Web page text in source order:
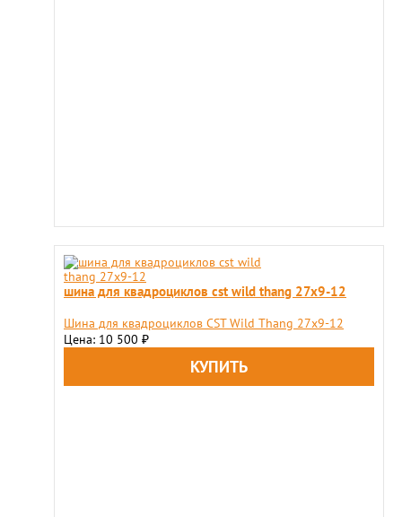
шина для квадроциклов cst wild thang 27x9-12
Шина для квадроциклов CST Wild Thang 27x9-12
Цена: 10 500 ₽